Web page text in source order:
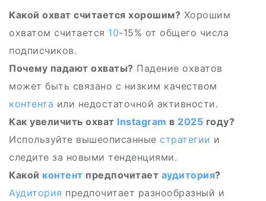
Какой охват считается хорошим? Хорошим
охватом считается 10-15% от общего числа
подписчиков.
Почему падают охваты? Падение охватов
может быть связано с низким качеством
контента или недостаточной активности.
Как увеличить охват Instagram в 2025 году?
Используйте вышеописанные стратегии и
следите за новыми тенденциями.
Какой контент предпочитает аудитория?
Аудитория предпочитает разнообразный и